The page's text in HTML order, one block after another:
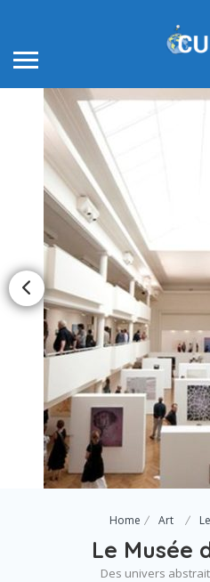
Home Art
Le Musée
Des univers